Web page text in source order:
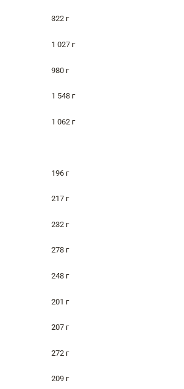
322 г
1 027 г
980 г
1 548 г
1 062 г
196 г
217 г
232 г
278 г
248 г
201 г
207 г
272 г
209 г